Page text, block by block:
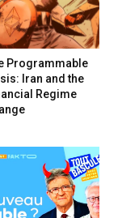
Programmable
Iran and the
Regime